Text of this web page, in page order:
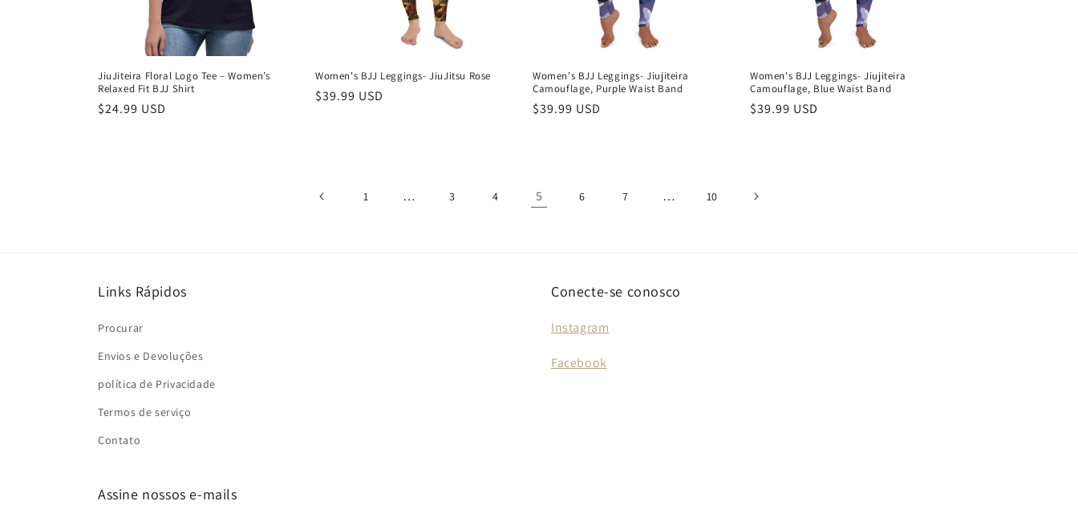
JiuJiteira Floral Logo Tee – Women’s
Relaxed Fit BJJ Shirt
Preço
$24.99 USD
Women's BJJ Leggings- JiuJitsu Rose
Preço
$39.99 USD
Women's BJJ Leggings- Jiujiteira
Camouflage, Purple Waist Band
Preço
$39.99 USD
Women's BJJ Leggings- Jiujiteira
Camouflage, Blue Waist Band
Preço
$39.99 USD
1 … 3 4 5 6 7 … 10
Links Rápidos
Procurar
Envios e Devoluções
política de Privacidade
Termos de serviço
Contato
Conecte-se conosco
Instagram
Facebook
Assine nossos e-mails